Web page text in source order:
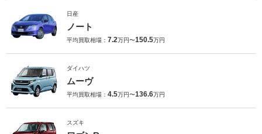
日産
ノート
平均買取相場： 7.2万円〜150.5万円
ダイハツ
ムーヴ
平均買取相場： 4.5万円〜136.6万円
スズキ